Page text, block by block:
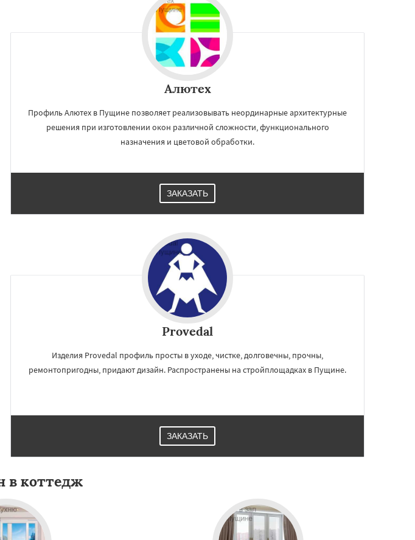
Алютех
Профиль Алютех в Пущине позволяет реализовывать неординарные архитектурные
решения при изготовлении окон различной сложности, функционального
назначения и цветовой обработки.
ЗАКАЗАТЬ
Provedal
Изделия Provedal профиль просты в уходе, чистке, долговечны, прочны,
ремонтопригодны, придают дизайн. Распространены на стройплощадках в Пущине.
ЗАКАЗАТЬ
в коттедж
×